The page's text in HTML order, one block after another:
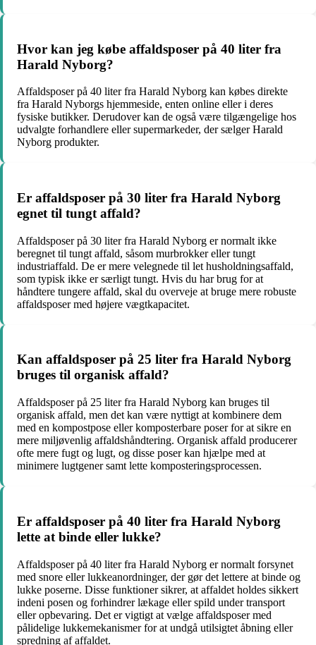
Hvor kan jeg købe affaldsposer på 40 liter fra
Harald Nyborg?
Affaldsposer på 40 liter fra Harald Nyborg kan købes direkte
fra Harald Nyborgs hjemmeside, enten online eller i deres
fysiske butikker. Derudover kan de også være tilgængelige hos
udvalgte forhandlere eller supermarkeder, der sælger Harald
Nyborg produkter.
Er affaldsposer på 30 liter fra Harald Nyborg
egnet til tungt affald?
Affaldsposer på 30 liter fra Harald Nyborg er normalt ikke
beregnet til tungt affald, såsom murbrokker eller tungt
industriaffald. De er mere velegnede til let husholdningsaffald,
som typisk ikke er særligt tungt. Hvis du har brug for at
håndtere tungere affald, skal du overveje at bruge mere robuste
affaldsposer med højere vægtkapacitet.
Kan affaldsposer på 25 liter fra Harald Nyborg
bruges til organisk affald?
Affaldsposer på 25 liter fra Harald Nyborg kan bruges til
organisk affald, men det kan være nyttigt at kombinere dem
med en kompostpose eller komposterbare poser for at sikre en
mere miljøvenlig affaldshåndtering. Organisk affald producerer
ofte mere fugt og lugt, og disse poser kan hjælpe med at
minimere lugtgener samt lette komposteringsprocessen.
Er affaldsposer på 40 liter fra Harald Nyborg
lette at binde eller lukke?
Affaldsposer på 40 liter fra Harald Nyborg er normalt forsynet
med snore eller lukkeanordninger, der gør det lettere at binde og
lukke poserne. Disse funktioner sikrer, at affaldet holdes sikkert
indeni posen og forhindrer lækage eller spild under transport
eller opbevaring. Det er vigtigt at vælge affaldsposer med
pålidelige lukkemekanismer for at undgå utilsigtet åbning eller
spredning af affaldet.